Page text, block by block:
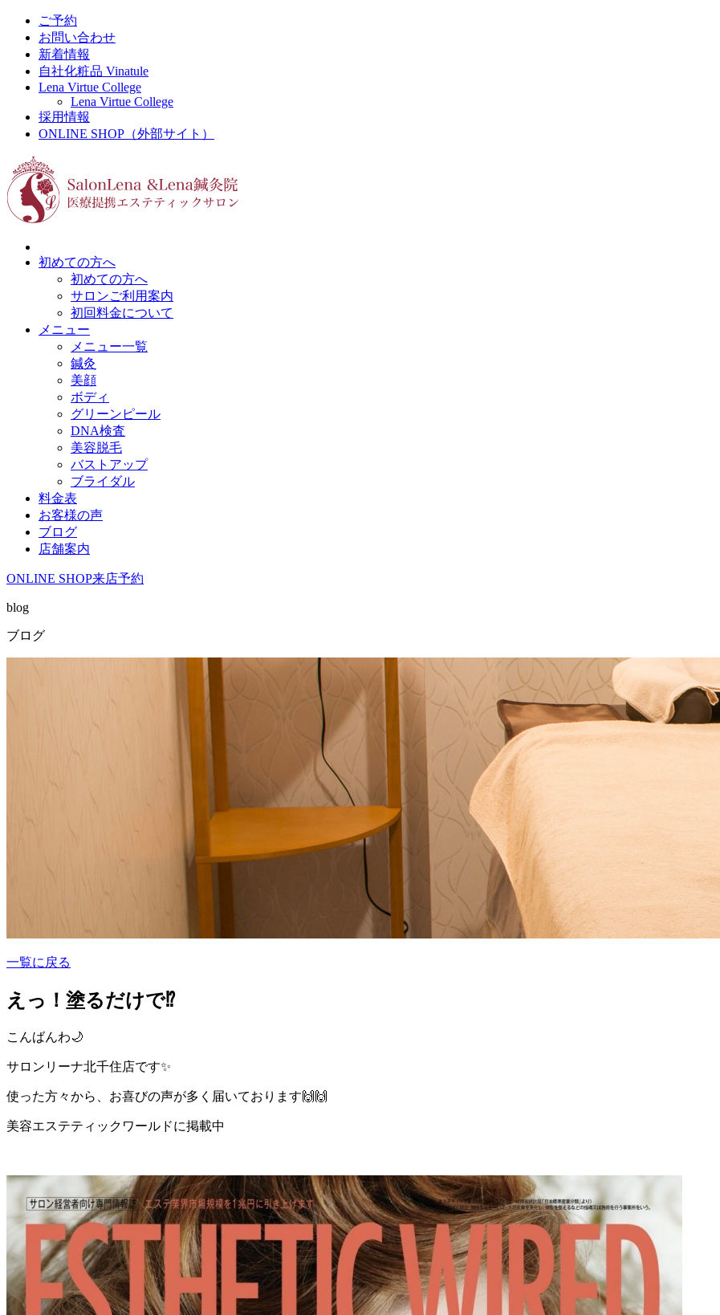
ご予約
お問い合わせ
新着情報
自社化粧品 Vinatule
Lena Virtue College
Lena Virtue College
採用情報
ONLINE SHOP（外部サイト）
初めての方へ
初めての方へ
サロンご利用案内
初回料金について
メニュー
メニュー一覧
鍼灸
美顔
ボディ
グリーンピール
DNA検査
美容脱毛
バストアップ
ブライダル
料金表
お客様の声
ブログ
店舗案内
ONLINE SHOP来店予約
blog
ブログ
一覧に戻る
えっ！塗るだけで⁉️
こんばんわ🌙
サロンリーナ北千住店です✨
使った方々から、お喜びの声が多く届いております🙌🙌
美容エステティックワールドに掲載中